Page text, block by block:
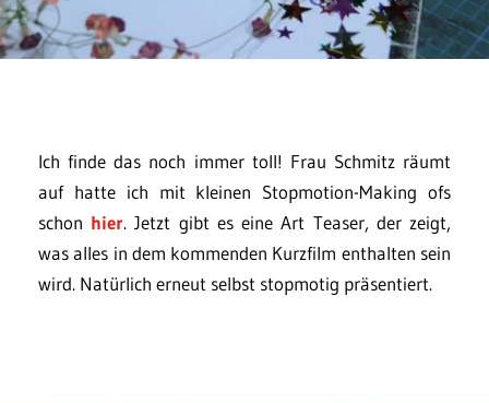
Ich finde das noch immer toll! Frau Schmitz räumt
auf hatte ich mit kleinen Stopmotion-Making ofs
schon hier. Jetzt gibt es eine Art Teaser, der zeigt,
was alles in dem kommenden Kurzfilm enthalten sein
wird. Natürlich erneut selbst stopmotig präsentiert.